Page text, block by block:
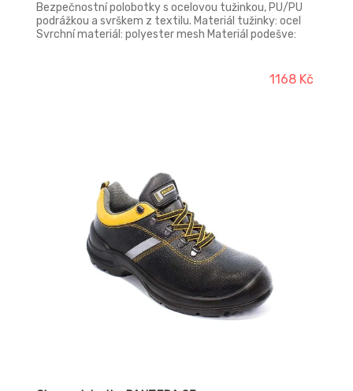
Bezpečnostní polobotky s ocelovou tužinkou, PU/PU
podrážkou a svrškem z textilu. Materiál tužinky: ocel
Svrchní materiál: polyester mesh Materiál podešve:
1168 Kč